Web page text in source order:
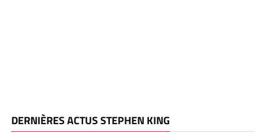
DERNIÈRES ACTUS STEPHEN KING